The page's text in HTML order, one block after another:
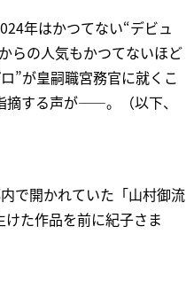
年はかつてない“デビュ
らの人気もかつてないほど
”が皇嗣職宮務官に就くこ
摘する声が――。（以下、
で開かれていた「山村御流
た作品を前に紀子さま